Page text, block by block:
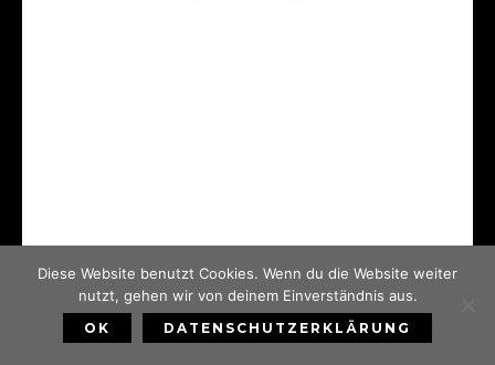
Diese Website benutzt Cookies. Wenn du die Website weiter
nutzt, gehen wir von deinem Einverständnis aus.
OK DATENSCHUTZERKLÄRUNG